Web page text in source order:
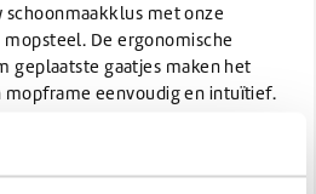
schoonmaakklus met onze
De ergonomische
geplaatste gaatjes maken het
eenvoudig en intuïtief.
gekleurde greep en 3